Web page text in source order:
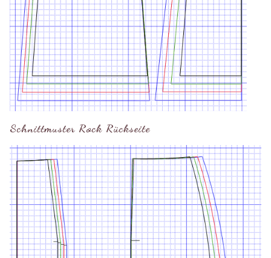
Schnittmuster Rock Rückseite